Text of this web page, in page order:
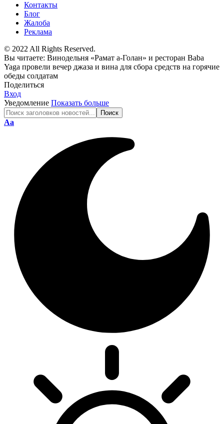
Контакты
Блог
Жалоба
Реклама
© 2022 All Rights Reserved.
Вы читаете: Винодельня «Рамат а-Голан» и ресторан Baba
Yaga провели вечер джаза и вина для сбора средств на горячие
обеды солдатам
Поделиться
Вход
Уведомление Показать больше
Изменение
Аа